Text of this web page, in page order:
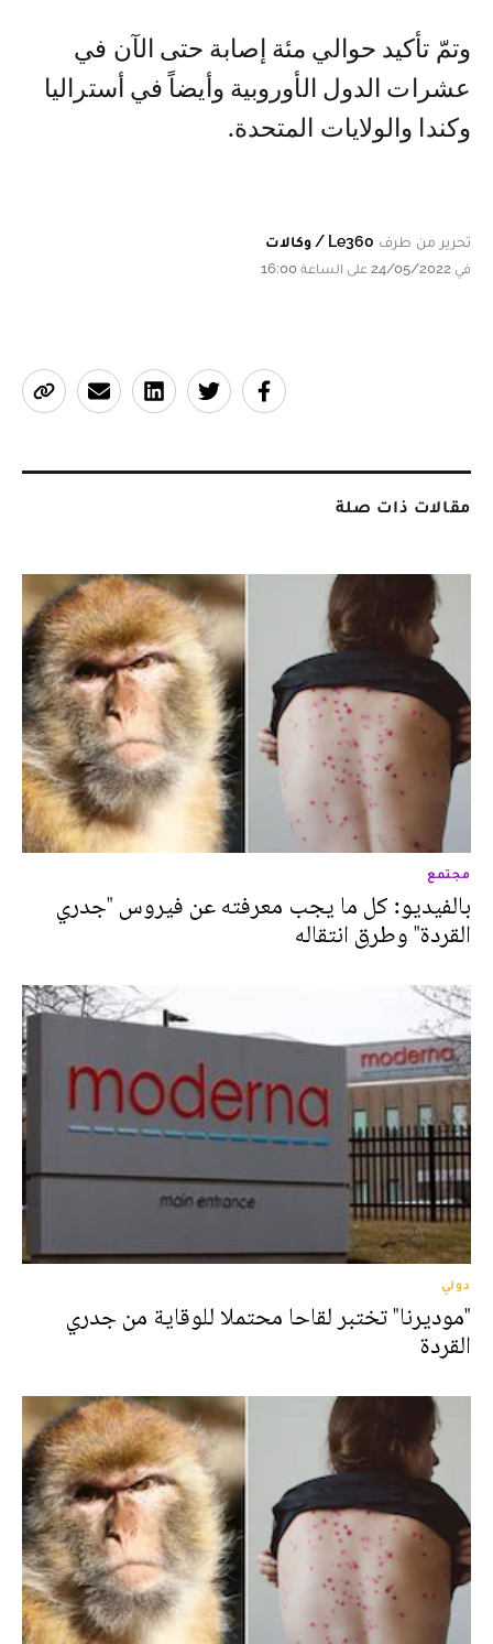
وتمّ تأكيد حوالي مئة إصابة حتى الآن في
عشرات الدول الأوروبية وأيضاً في أستراليا
وكندا والولايات المتحدة.
تحرير من طرف Le360 / وكالات
في 24/05/2022 على الساعة 16:00
مقالات ذات صلة
مجتمع
بالفيديو: كل ما يجب معرفته عن فيروس "جدري
القردة" وطرق انتقاله
دولي
"موديرنا" تختبر لقاحا محتملا للوقاية من جدري
القردة